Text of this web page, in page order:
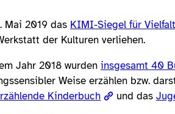
Mai 2019 das KIMI-Siegel für
der Kulturen verliehen.
Jahr 2018 wurden insgesamt 40
Weise erzählen bzw.
Kinderbuch und das